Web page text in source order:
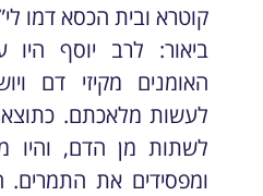
קוטרא ובית הכסא דמו
ביאור: לרב יוסף היו
האומנים מקיזי דם
לעשות מלאכתם.
לשתות מן הדם, והיו
ומפסידים את התמרים.